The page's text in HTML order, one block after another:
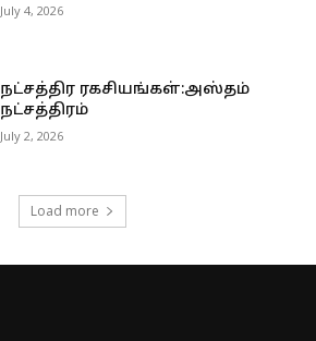
July 4, 2026
நட்சத்திர ரகசியங்கள்:அஸ்தம்
நட்சத்திரம்
July 2, 2026
Load more